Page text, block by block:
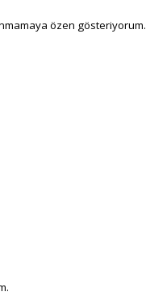
özen gösteriyorum.